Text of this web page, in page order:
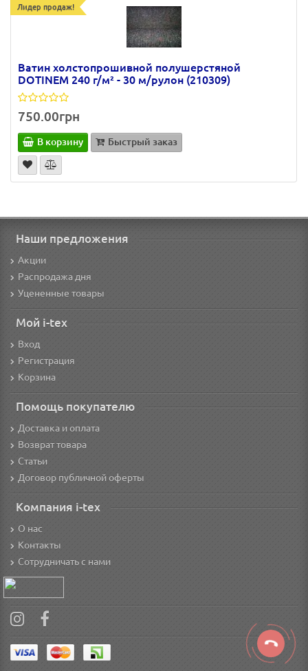
Лидер продаж!
Ватин холстопрошивной полушерстяной
DOTINEM 240 г/м² - 30 м/рулон (210309)
750.00грн
В корзину Быстрый заказ
Наши предложения
Акции
Распродажа дня
Уцененные товары
Мой i-tex
Вход
Регистрация
Корзина
Помощь покупателю
Доставка и оплата
Возврат товара
Статьи
Договор публичной оферты
Компания i-tex
О нас
Контакты
Сотрудничать с нами